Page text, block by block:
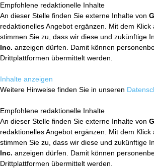
Empfohlene redaktionelle Inhalte
An dieser Stelle finden Sie externe Inhalte von
redaktionelles Angebot ergänzen. Mit dem
stimmen Sie zu, dass wir diese und zukünftige
Inc. anzeigen dürfen. Damit können
Drittplattformen übermittelt werden.
Inhalte anzeigen
Weitere Hinweise finden Sie in unseren
Empfohlene redaktionelle Inhalte
An dieser Stelle finden Sie externe Inhalte von
redaktionelles Angebot ergänzen. Mit dem
stimmen Sie zu, dass wir diese und zukünftige
Inc. anzeigen dürfen. Damit können
Drittplattformen übermittelt werden.